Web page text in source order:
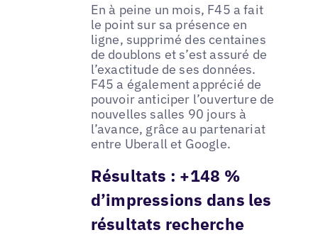
En à peine un mois, F45 a fait
le point sur sa présence en
ligne, supprimé des centaines
de doublons et s’est assuré de
l’exactitude de ses données.
F45 a également apprécié de
pouvoir anticiper l’ouverture de
nouvelles salles 90 jours à
l’avance, grâce au partenariat
entre Uberall et Google.
Résultats : +148 %
d’impressions dans les
résultats recherche